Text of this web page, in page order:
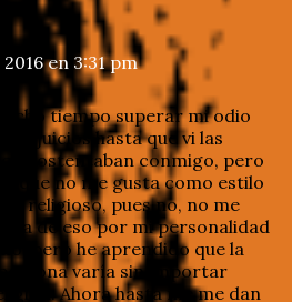
en 3:31 pm
tiempo superar mi odio
prejuicios hasta que vi las
que ostentaban conmigo, pero
que no me gusta como estilo
religioso, pues no, no me
de eso por mi personalidad
pero he aprendido que la
persona varía sin importar
Ahora hasta me me dan